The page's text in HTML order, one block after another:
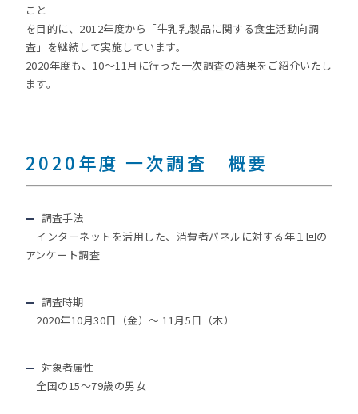
こと
を目的に、2012年度から「牛乳乳製品に関する食生活動向調
査」を継続して実施しています。
2020年度も、10～11月に行った一次調査の結果をご紹介いたし
ます。
2020年度 一次調査 概要
調査手法
インターネットを活用した、消費者パネルに対する年１回の
アンケート調査
調査時期
2020年10月30日（金）～ 11月5日（木）
対象者属性
全国の15～79歳の男女